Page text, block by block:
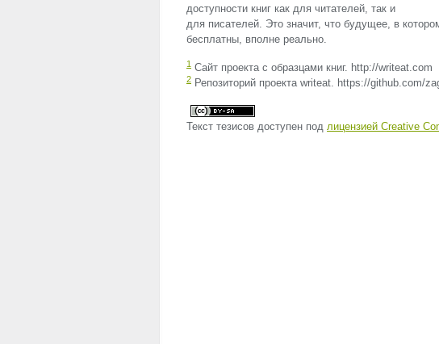
доступности книг как для читателей, так и
для писателей. Это значит, что будущее, в
бесплатны, вполне реально.
1 Сайт проекта с образцами книг. http://writeat.com
2 Репозиторий проекта writeat. https://github.com/
Текст тезисов доступен под лицензией Creative